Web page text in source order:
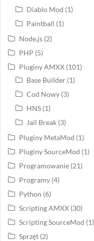
Diablo Mod (1)
Paintball (1)
Node.js (2)
PHP (5)
Pluginy AMXX (101)
Base Builder (1)
Cod Nowy (3)
HNS (1)
Jail Break (3)
Pluginy MetaMod (1)
Pluginy SourceMod (1)
Programowanie (21)
Programy (4)
Python (6)
Scripting AMXX (30)
Scripting SourceMod (1)
Sprzęt (2)